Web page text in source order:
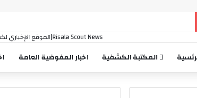
المكتبة الكشفية اخبار المفوضية العامة